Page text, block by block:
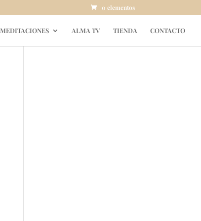
0 elementos
MEDITACIONES ALMA TV TIENDA CONTACTO